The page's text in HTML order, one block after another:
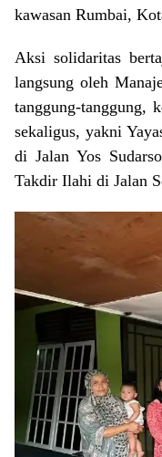
kawasan Rumbai,
Aksi solidaritas
langsung oleh
tanggung-tanggung,
sekaligus, yakni
di Jalan Yos
Takdir Ilahi di Jalan